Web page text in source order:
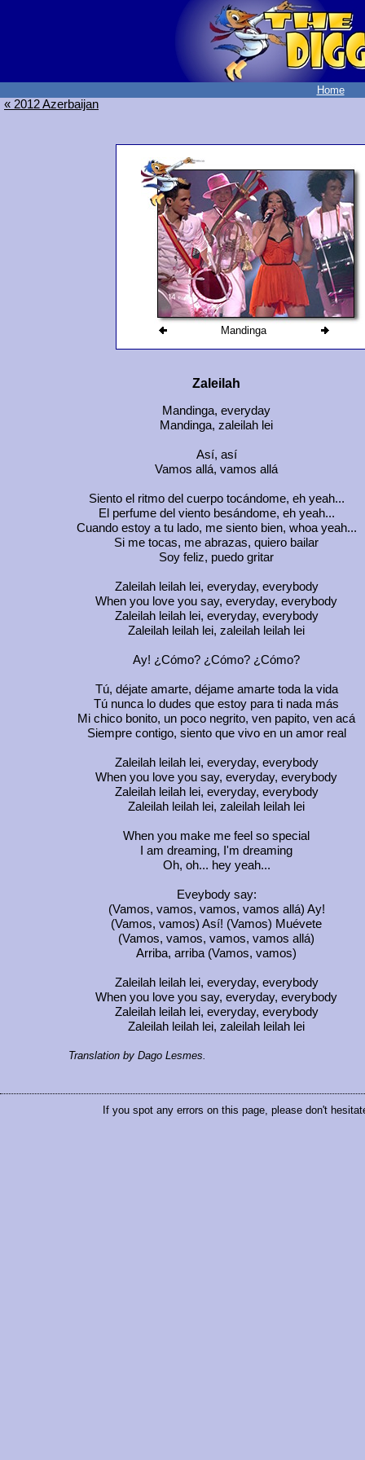
Home
« 2012 Azerbaijan
Mandinga
Zaleilah
Mandinga, everyday
Mandinga, zaleilah lei
Así, así
Vamos allá, vamos allá
Siento el ritmo del cuerpo tocándome, eh yeah...
El perfume del viento besándome, eh yeah...
Cuando estoy a tu lado, me siento bien, whoa yeah...
Si me tocas, me abrazas, quiero bailar
Soy feliz, puedo gritar
Zaleilah leilah lei, everyday, everybody
When you love you say, everyday, everybody
Zaleilah leilah lei, everyday, everybody
Zaleilah leilah lei, zaleilah leilah lei
Ay! ¿Cómo? ¿Cómo? ¿Cómo?
Tú, déjate amarte, déjame amarte toda la vida
Tú nunca lo dudes que estoy para ti nada más
Mi chico bonito, un poco negrito, ven papito, ven acá
Siempre contigo, siento que vivo en un amor real
Zaleilah leilah lei, everyday, everybody
When you love you say, everyday, everybody
Zaleilah leilah lei, everyday, everybody
Zaleilah leilah lei, zaleilah leilah lei
When you make me feel so special
I am dreaming, I'm dreaming
Oh, oh... hey yeah...
Eveybody say:
(Vamos, vamos, vamos, vamos allá) Ay!
(Vamos, vamos) Así! (Vamos) Muévete
(Vamos, vamos, vamos, vamos allá)
Arriba, arriba (Vamos, vamos)
Zaleilah leilah lei, everyday, everybody
When you love you say, everyday, everybody
Zaleilah leilah lei, everyday, everybody
Zaleilah leilah lei, zaleilah leilah lei
Translation by Dago Lesmes.
If you spot any errors on this page, please don't